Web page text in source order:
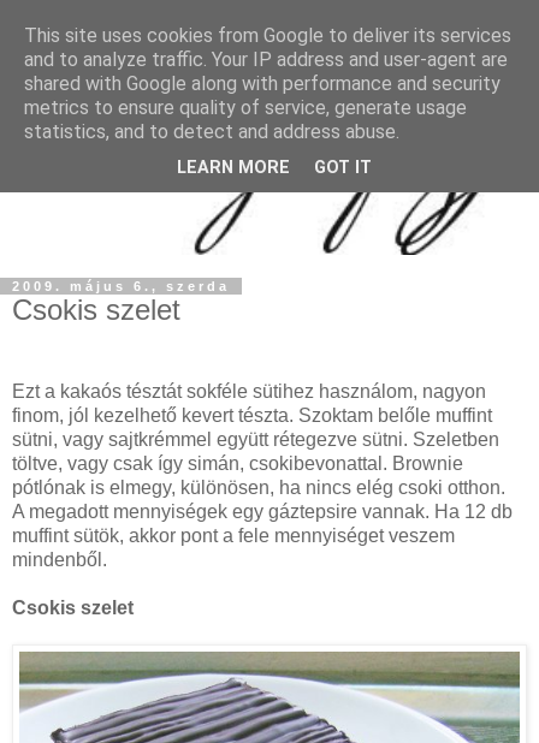
2009. május 6., szerda
Csokis szelet
Ezt a kakaós tésztát sokféle sütihez használom, nagyon
finom, jól kezelhető kevert tészta. Szoktam belőle muffint
sütni, vagy sajtkrémmel együtt rétegezve sütni. Szeletben
töltve, vagy csak így simán, csokibevonattal. Brownie
pótlónak is elmegy, különösen, ha nincs elég csoki otthon.
A megadott mennyiségek egy gáztepsire vannak. Ha 12 db
muffint sütök, akkor pont a fele mennyiséget veszem
mindenből.
Csokis szelet
This site uses cookies from Google to deliver its services
and to analyze traffic. Your IP address and user-agent are
shared with Google along with performance and security
metrics to ensure quality of service, generate usage
statistics, and to detect and address abuse.
LEARN MORE GOT IT